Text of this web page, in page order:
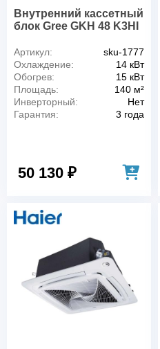
Внутренний кассетный
блок Gree GKH 48 K3HI
Артикул:
sku-1777
Охлаждение:
14 кВт
Обогрев:
15 кВт
Площадь:
140 м²
Инверторный:
Нет
Гарантия:
3 года
50 130 ₽